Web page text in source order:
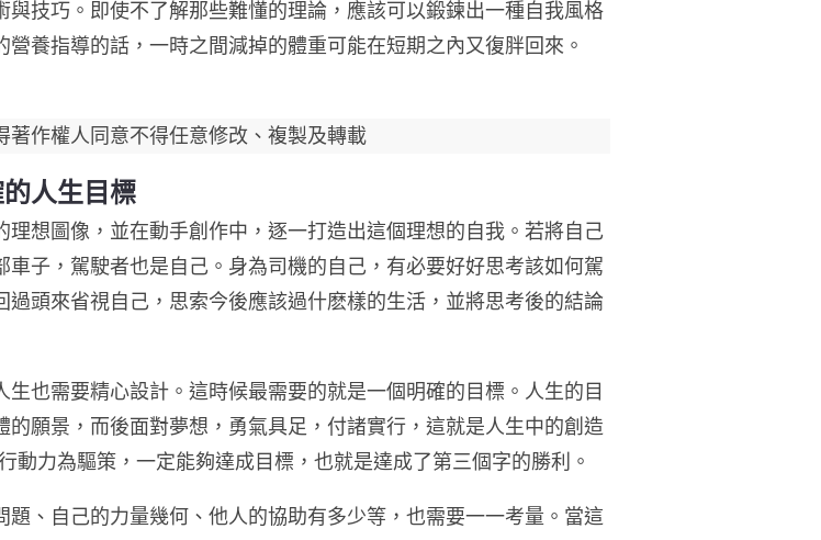
技巧。即使不了解那些難懂的理論，應該可以鍛鍊出一種自我風格
養指導的話，一時之間減掉的體重可能在短期之內又復胖回來。
作權人同意不得任意修改、複製及轉載
人生目標
想圖像，並在動手創作中，逐一打造出這個理想的自我。若將自己
子，駕駛者也是自己。身為司機的自己，有必要好好思考該如何駕
頭來省視自己，思索今後應該過什麽樣的生活，並將思考後的結論
也需要精心設計。這時候最需要的就是一個明確的目標。人生的目
願景，而後面對夢想，勇氣具足，付諸實行，這就是人生中的創造
動力為驅策，一定能夠達成目標，也就是達成了第三個字的勝利。
、自己的力量幾何、他人的協助有多少等，也需要一一考量。當這